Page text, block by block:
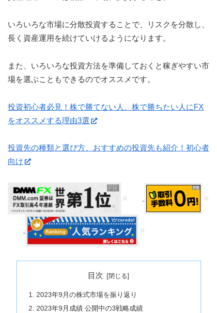
いろいろな市場に分散投資することで、リスクを分散し、
長く資産運用を続けていけるようになります。
また、いろいろな投資方法を準備しておくと稼ぎやすい市
場を選ぶこともできるのでオススメです。
投資初心者必見！株で勝てない人、株で勝ちたい人にFX
をオススメする理由3選
投資先の種類と選び方、おすすめの投資先も紹介！初心者
向け
目次
2023年9月の株式市場を振り返り
2023年9月成績 公開中の3戦略成績